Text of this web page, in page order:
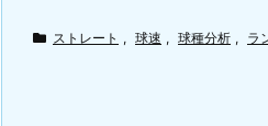
ストレート , 球速 , 球種分析 , ラ